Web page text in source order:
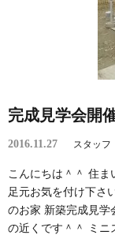
完成見学会開
2016.11.27 スタッフ
こんにちは＾＾ 住
足元お気を付け下さ
のお家 新築完成見学
の近くです＾＾ ミ